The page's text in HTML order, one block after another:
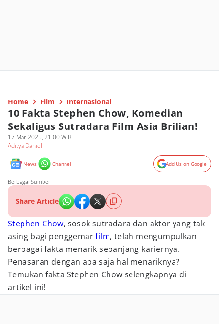
Home Film Internasional
10 Fakta Stephen Chow, Komedian
Sekaligus Sutradara Film Asia Brilian!
17 Mar 2025, 21:00 WIB
Aditya Daniel
News Channel Add Us on Google
Berbagai Sumber
Share Article
Stephen Chow, sosok sutradara dan aktor yang tak
asing bagi penggemarfilm, telah mengumpulkan
berbagai fakta menarik sepanjang kariernya.
Penasaran dengan apa saja hal menariknya?
Temukan fakta Stephen Chow selengkapnya di
artikel ini!